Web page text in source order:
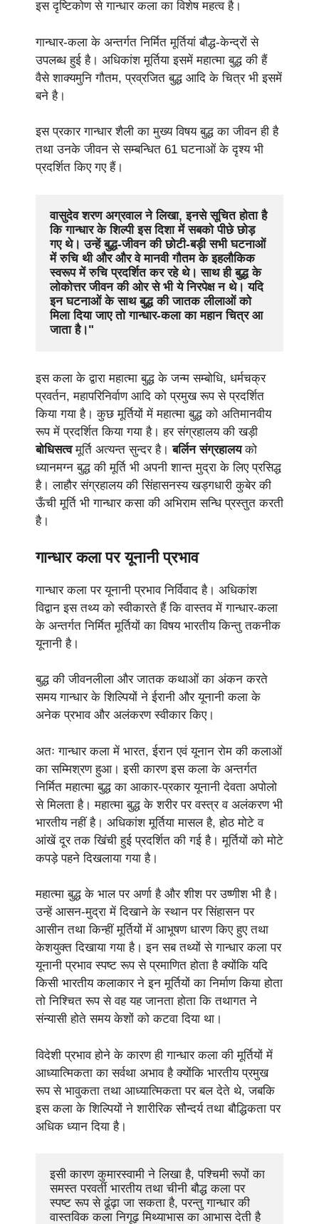
इस दृष्टिकोण से गान्धार कला का विशेष महत्व है।
गान्धार-कला के अन्तर्गत निर्मित मूर्तियां बौद्ध-केन्द्रों से
उपलब्ध हुई है। अधिकांश मूर्तिया इसमें महात्मा बुद्ध की हैं
वैसे शाक्यमुनि गौतम, प्रव्रजित बुद्ध आदि के चित्र भी इसमें
बने है।
इस प्रकार गान्धार शैली का मुख्य विषय बुद्ध का जीवन ही है
तथा उनके जीवन से सम्बन्धित 61 घटनाओं के दृश्य भी
प्रदर्शित किए गए हैं।
वासुदेव शरण अग्रवाल ने लिखा, इनसे सूचित होता है
कि गान्धार के शिल्पी इस दिशा में सबको पीछे छोड़
गए थे। उन्हें बुद्ध-जीवन की छोटी-बड़ी सभी घटनाओं
में रुचि थी और और वे मानवी गौतम के इहलौकिक
स्वरूप में रुचि प्रदर्शित कर रहे थे। साथ ही बुद्ध के
लोकोत्तर जीवन की ओर से भी ये निरपेक्ष न थे। यदि
इन घटनाओं के साथ बुद्ध की जातक लीलाओं को
मिला दिया जाए तो गान्धार-कला का महान चित्र आ
जाता है।"
इस कला के द्वारा महात्मा बुद्ध के जन्म सम्बोधि, धर्मचक्र
प्रवर्तन, महापरिनिर्वाण आदि को प्रमुख रूप से प्रदर्शित
किया गया है। कुछ मूर्तियों में महात्मा बुद्ध को अतिमानवीय
रूप में प्रदर्शित किया गया है। हर संग्रहालय की खड़ी
बोधिसत्वमूर्ति अत्यन्त सुन्दर है।बर्लिन संग्रहालयको
ध्यानमग्न बुद्ध की मूर्ति भी अपनी शान्त मुद्रा के लिए प्रसिद्ध
है। लाहौर संग्रहालय की सिंहासनस्य खड्गधारी कुबेर की
ऊँची मूर्ति भी गान्धार कसा की अभिराम सन्धि प्रस्तुत करती
है।
गान्धार कला पर यूनानी प्रभाव
गान्धार कला पर यूनानी प्रभाव निर्विवाद है। अधिकांश
विद्वान इस तथ्य को स्वीकारते हैं कि वास्तव में गान्धार-कला
के अन्तर्गत निर्मित मूर्तियों का विषय भारतीय किन्तु तकनीक
यूनानी है।
बुद्ध की जीवनलीला और जातक कथाओं का अंकन करते
समय गान्धार के शिल्पियों ने ईरानी और यूनानी कला के
अनेक प्रभाव और अलंकरण स्वीकार किए।
अतः गान्धार कला में भारत, ईरान एवं यूनान रोम की कलाओं
का सम्मिश्रण हुआ। इसी कारण इस कला के अन्तर्गत
निर्मित महात्मा बुद्ध का आकार-प्रकार यूनानी देवता अपोलो
से मिलता है। महात्मा बुद्ध के शरीर पर वस्त्र व अलंकरण भी
भारतीय नहीं है। अधिकांश मूर्तिया मासल है, होठ मोटे व
आंखें दूर तक खिंची हुई प्रदर्शित की गई है। मूर्तियों को मोटे
कपड़े पहने दिखलाया गया है।
महात्मा बुद्ध के भाल पर अर्णा है और शीश पर उष्णीश भी है।
उन्हें आसन-मुद्रा में दिखाने के स्थान पर सिंहासन पर
आसीन तथा किन्हीं मूर्तियों में आभूषण धारण किए हुए तथा
केशयुक्त दिखाया गया है। इन सब तथ्यों से गान्धार कला पर
यूनानी प्रभाव स्पष्ट रूप से प्रमाणित होता है क्योंकि यदि
किसी भारतीय कलाकार ने इन मूर्तियों का निर्माण किया होता
तो निश्चित रूप से वह यह जानता होता कि तथागत ने
संन्यासी होते समय केशों को कटवा दिया था।
विदेशी प्रभाव होने के कारण ही गान्धार कला की मूर्तियों में
आध्यात्मिकता का सर्वथा अभाव है क्योंकि भारतीय प्रमुख
रूप से भावुकता तथा आध्यात्मिकता पर बल देते थे, जबकि
इस कला के शिल्पियों ने शारीरिक सौन्दर्य तथा बौद्धिकता पर
अधिक ध्यान दिया है।
इसी कारण कुमारस्वामी ने लिखा है, पश्चिमी रूपों का
समस्त परवर्ती भारतीय तथा चीनी बौद्ध कला पर
स्पष्ट रूप से ढूंढ़ा जा सकता है, परन्तु गान्धार की
वास्तविक कला निगूढ़ मिथ्याभास का आभास देती है